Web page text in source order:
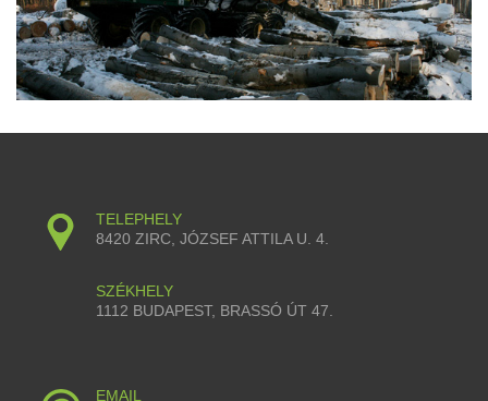
TELEPHELY
8420 ZIRC, JÓZSEF ATTILA U. 4.
SZÉKHELY
1112 BUDAPEST, BRASSÓ ÚT 47.
EMAIL